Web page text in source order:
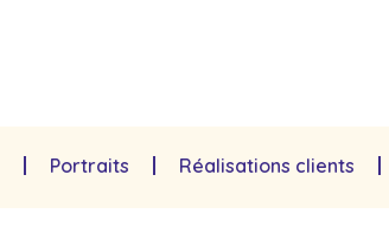
Portraits Réalisations clients